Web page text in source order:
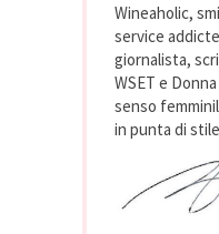
Wineaholic,
service
giornalista,
WSET e
senso
in punta di